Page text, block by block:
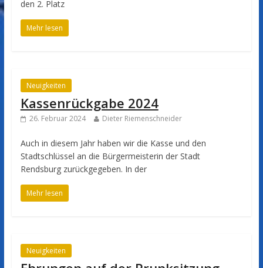
den 2. Platz
Mehr lesen
Neuigkeiten
Kassenrückgabe 2024
26. Februar 2024 Dieter Riemenschneider
Auch in diesem Jahr haben wir die Kasse und den
Stadtschlüssel an die Bürgermeisterin der Stadt
Rendsburg zurückgegeben. In der
Mehr lesen
Neuigkeiten